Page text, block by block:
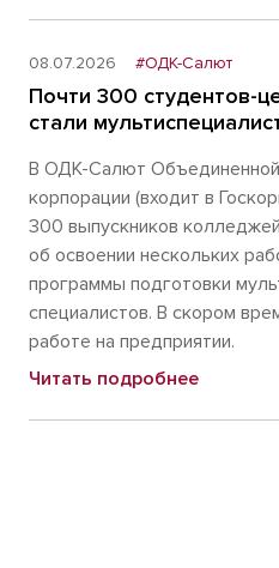
08.07.2026 #ОДК-Салют
Почти 300 студентов-
стали
В ОДК-Салют Объединенной
корпорации (входит в
300 выпускников
об освоении нескольких
программы подготовки
специалистов. В скором
работе на предприятии.
Читать подробнее